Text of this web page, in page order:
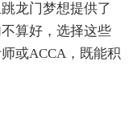
龙门梦想提供了
算好，选择这些
或ACCA，既能积